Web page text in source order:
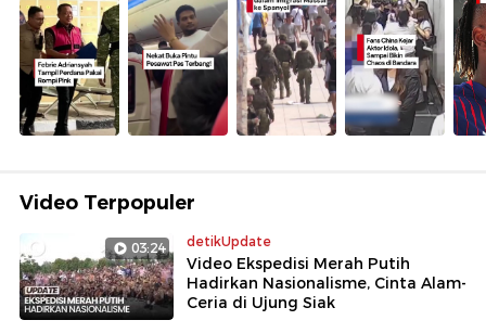
Video Terpopuler
03:24 detikUpdate
Video Ekspedisi Merah Putih
Hadirkan Nasionalisme, Cinta Alam-
Ceria di Ujung Siak